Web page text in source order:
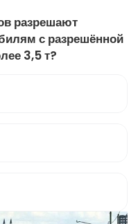
разрешают
с разрешённой
3,5 т?